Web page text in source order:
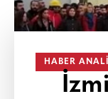
HABER